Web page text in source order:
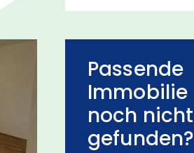
Passende
Immobilie
noch nicht
gefunden?